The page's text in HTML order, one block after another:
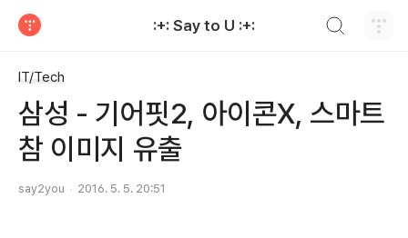
:+: Say to U :+:
IT/Tech
삼성 - 기어핏2, 아이콘X, 스마트
참 이미지 유출
say2you 2016. 5. 5. 20:51